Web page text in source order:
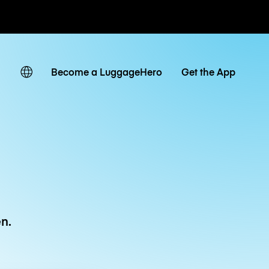
Become a LuggageHero Get the App